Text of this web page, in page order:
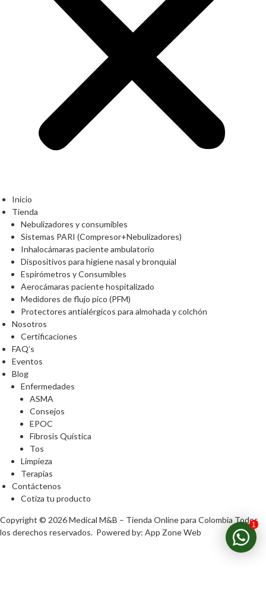
Inicio
Tienda
Nebulizadores y consumibles
Sistemas PARI (Compresor+Nebulizadores)
Inhalocámaras paciente ambulatorio
Dispositivos para higiene nasal y bronquial
Espirómetros y Consumibles
Aerocámaras paciente hospitalizado
Medidores de flujo pico (PFM)
Protectores antialérgicos para almohada y colchón
Nosotros
Certificaciones
FAQ’s
Eventos
Blog
Enfermedades
ASMA
Consejos
EPOC
Fibrosis Quística
Tos
Limpieza
Terapias
Contáctenos
Cotiza tu producto
Copyright © 2026Medical M&B – Tienda Online para Colombia Todos
los derechos reservados. Powered by: App Zone Web
1